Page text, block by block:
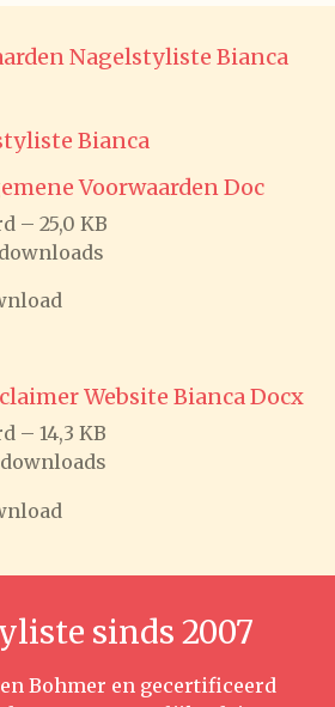
Nagelstyliste Bianca
Bianca
Voorwaarden Doc
– 25,0 KB
Website Bianca Docx
– 14,3 KB
downloads
sinds 2007
Bohmer en gecertificeerd